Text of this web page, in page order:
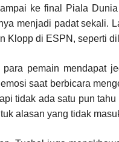
ke final Piala
menjadi padat sekali.
Klopp di ESPN, seperti
para pemain mendapat
saat berbicara
tidak ada satu pun
alasan yang tidak